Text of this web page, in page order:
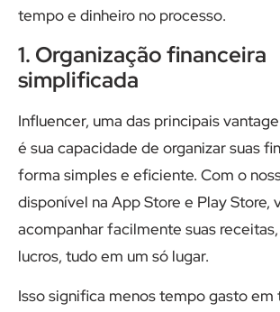
tempo e dinheiro no processo.
1. Organização financeira
simplificada
Influencer, uma das principais
é sua capacidade de organizar suas
forma simples e eficiente. Com o
disponível na App Store e Play Store,
acompanhar facilmente suas
lucros, tudo em um só lugar.
Isso significa menos tempo gasto em